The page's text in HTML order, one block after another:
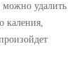
можно удалить
каления,